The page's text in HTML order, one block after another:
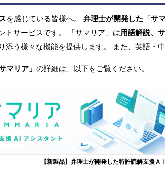
を感じている皆様へ。 弁理士が開発した「サマ
トサービスです。 「サマリア」は用語解説、
添う様々な機能を提供します。 また、英語・
マリア」 の詳細は、以下をご覧ください。
【新製品】弁理士が開発した特許読解支援Ａ